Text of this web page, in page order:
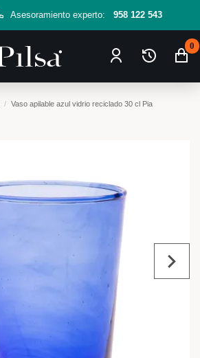
Asesoramiento experto: 958 122 543
0
Vaso apilable azul vidrio reciclado 30 cl Pia